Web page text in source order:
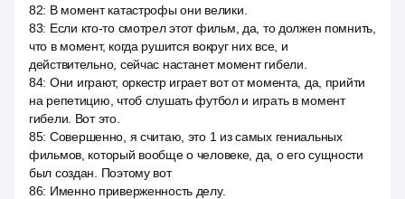
82: В момент катастрофы они велики.
83: Если кто-то смотрел этот фильм, да, то должен помнить,
что в момент, когда рушится вокруг них все, и
действительно, сейчас настанет момент гибели.
84: Они играют, оркестр играет вот от момента, да, прийти
на репетицию, чтоб слушать футбол и играть в момент
гибели. Вот это.
85: Совершенно, я считаю, это 1 из самых гениальных
фильмов, который вообще о человеке, да, о его сущности
был создан. Поэтому вот
86: Именно приверженность делу.